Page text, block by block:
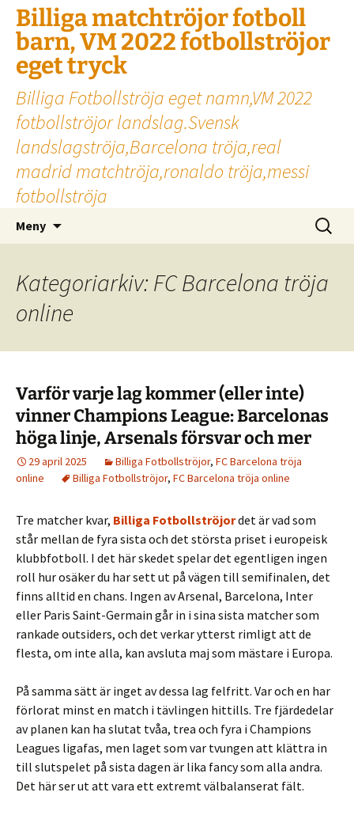
Billiga matchtröjor fotboll
barn, VM 2022 fotbollströjor
eget tryck
Billiga Fotbollströja eget namn,VM 2022
fotbollströjor landslag.Svensk
landslagströja,Barcelona tröja,real
madrid matchtröja,ronaldo tröja,messi
fotbollströja
Meny
Sök
efter:
Kategoriarkiv: FC Barcelona tröja
online
Varför varje lag kommer (eller inte)
vinner Champions League: Barcelonas
höga linje, Arsenals försvar och mer
29 april 2025 Billiga Fotbollströjor, FC Barcelona tröja
online
Billiga Fotbollströjor, FC Barcelona tröja online
Tre matcher kvar, Billiga Fotbollströjordet är vad som
står mellan de fyra sista och det största priset i europeisk
klubbfotboll. I det här skedet spelar det egentligen ingen
roll hur osäker du har sett ut på vägen till semifinalen, det
finns alltid en chans. Ingen av Arsenal, Barcelona, ​​Inter
eller Paris Saint-Germain går in i sina sista matcher som
rankade outsiders, och det verkar ytterst rimligt att de
flesta, om inte alla, kan avsluta maj som mästare i Europa.
På samma sätt är inget av dessa lag felfritt. Var och en har
förlorat minst en match i tävlingen hittills. Tre fjärdedelar
av planen kan ha slutat tvåa, trea och fyra i Champions
Leagues ligafas, men laget som var tvungen att klättra in
till slutspelet på sista dagen är lika fancy som alla andra.
Det här ser ut att vara ett extremt välbalanserat fält.